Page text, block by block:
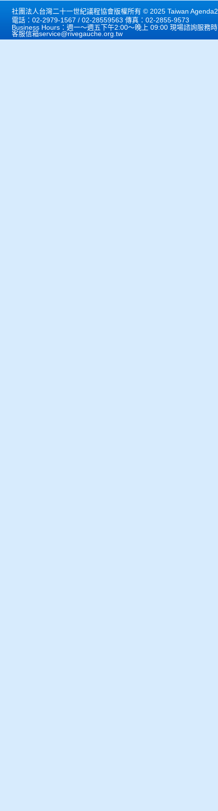
社團法人台灣二十一世紀議程協會版權所有 © 2025 Taiwan
電話：02-2979-1567 / 02-28559563 傳真：02-2855-9573
Business Hours：週一～週五下午2:00～晚上 09:00 現場諮詢服務
客服信箱service@rivegauche.org.tw